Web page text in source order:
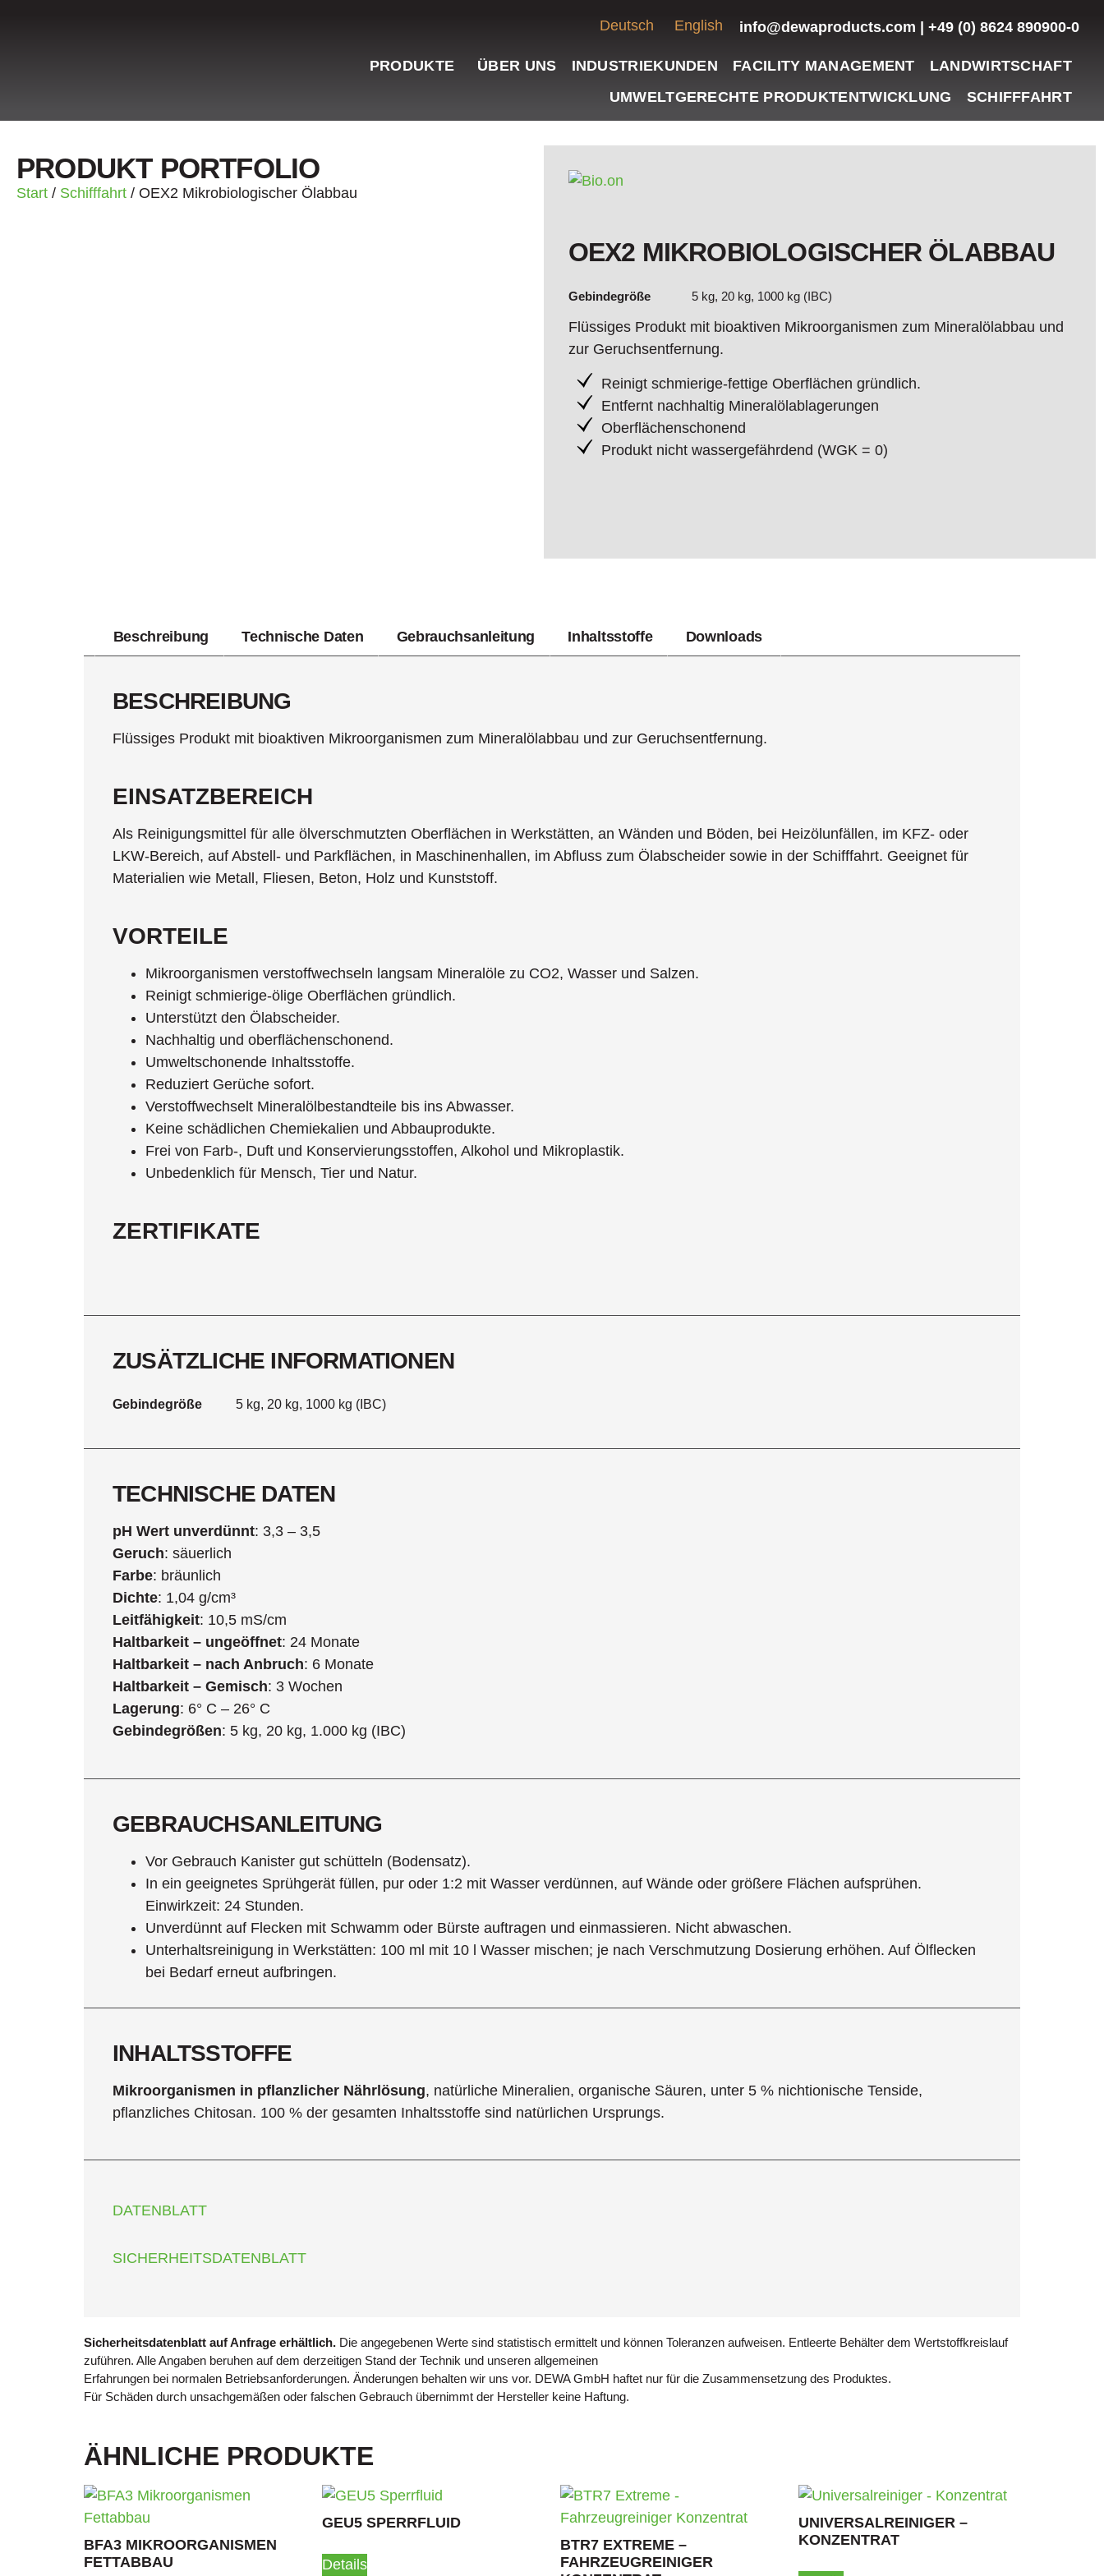
info@dewaproducts.com | +49 (0) 8624 890900-0
Deutsch English
PRODUKTE ÜBER UNS INDUSTRIEKUNDEN FACILITY MANAGEMENT
LANDWIRTSCHAFT
UMWELTGERECHTE PRODUKTENTWICKLUNG
SCHIFFFAHRT
PRODUKT PORTFOLIO
Start / Schifffahrt / OEX2 Mikrobiologischer Ölabbau
OEX2 MIKROBIOLOGISCHER ÖLABBAU
Gebindegröße 5 kg, 20 kg, 1000 kg (IBC)
Flüssiges Produkt mit bioaktiven Mikroorganismen zum Mineralölabbau und
zur Geruchsentfernung.
Reinigt schmierige-fettige Oberflächen gründlich.
Entfernt nachhaltig Mineralölablagerungen
Oberflächenschonend
Produkt nicht wassergefährdend (WGK = 0)
Beschreibung Technische Daten Gebrauchsanleitung Inhaltsstoffe Downloads
BESCHREIBUNG
Flüssiges Produkt mit bioaktiven Mikroorganismen zum Mineralölabbau und zur Geruchsentfernung.
EINSATZBEREICH
Als Reinigungsmittel für alle ölverschmutzten Oberflächen in Werkstätten, an Wänden und Böden, bei Heizölunfällen, im KFZ- oder
LKW-Bereich, auf Abstell- und Parkflächen, in Maschinenhallen, im Abfluss zum Ölabscheider sowie in der Schifffahrt. Geeignet für
Materialien wie Metall, Fliesen, Beton, Holz und Kunststoff.
VORTEILE
Mikroorganismen verstoffwechseln langsam Mineralöle zu CO2, Wasser und Salzen.
Reinigt schmierige-ölige Oberflächen gründlich.
Unterstützt den Ölabscheider.
Nachhaltig und oberflächenschonend.
Umweltschonende Inhaltsstoffe.
Reduziert Gerüche sofort.
Verstoffwechselt Mineralölbestandteile bis ins Abwasser.
Keine schädlichen Chemiekalien und Abbauprodukte.
Frei von Farb-, Duft und Konservierungsstoffen, Alkohol und Mikroplastik.
Unbedenklich für Mensch, Tier und Natur.
ZERTIFIKATE
ZUSÄTZLICHE INFORMATIONEN
Gebindegröße 5 kg, 20 kg, 1000 kg (IBC)
TECHNISCHE DATEN
pH Wert unverdünnt: 3,3 – 3,5
Geruch: säuerlich
Farbe: bräunlich
Dichte: 1,04 g/cm³
Leitfähigkeit: 10,5 mS/cm
Haltbarkeit – ungeöffnet: 24 Monate
Haltbarkeit – nach Anbruch: 6 Monate
Haltbarkeit – Gemisch: 3 Wochen
Lagerung: 6° C – 26° C
Gebindegrößen: 5 kg, 20 kg, 1.000 kg (IBC)
GEBRAUCHSANLEITUNG
Vor Gebrauch Kanister gut schütteln (Bodensatz).
In ein geeignetes Sprühgerät füllen, pur oder 1:2 mit Wasser verdünnen, auf Wände oder größere Flächen aufsprühen.
Einwirkzeit: 24 Stunden.
Unverdünnt auf Flecken mit Schwamm oder Bürste auftragen und einmassieren. Nicht abwaschen.
Unterhaltsreinigung in Werkstätten: 100 ml mit 10 l Wasser mischen; je nach Verschmutzung Dosierung erhöhen. Auf Ölflecken
bei Bedarf erneut aufbringen.
INHALTSSTOFFE
Mikroorganismen in pflanzlicher Nährlösung, natürliche Mineralien, organische Säuren, unter 5 % nichtionische Tenside,
pflanzliches Chitosan. 100 % der gesamten Inhaltsstoffe sind natürlichen Ursprungs.
DATENBLATT
SICHERHEITSDATENBLATT
Sicherheitsdatenblatt auf Anfrage erhältlich. Die angegebenen Werte sind statistisch ermittelt und können Toleranzen aufweisen. Entleerte Behälter dem Wertstoffkreislauf
zuführen. Alle Angaben beruhen auf dem derzeitigen Stand der Technik und unseren allgemeinen
Erfahrungen bei normalen Betriebsanforderungen. Änderungen behalten wir uns vor. DEWA GmbH haftet nur für die Zusammensetzung des Produktes.
Für Schäden durch unsachgemäßen oder falschen Gebrauch übernimmt der Hersteller keine Haftung.
ÄHNLICHE PRODUKTE
BFA3 MIKROORGANISMEN
FETTABBAU
GEU5 SPERRFLUID
Details
BTR7 EXTREME –
FAHRZEUGREINIGER
UNIVERSALREINIGER –
KONZENTRAT